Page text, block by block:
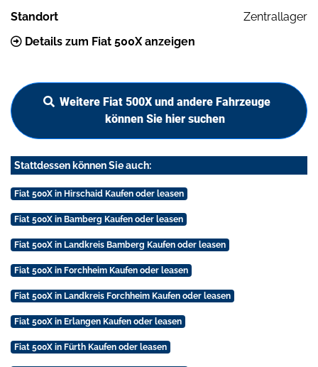
Standort
Zentrallager
Details zum Fiat 500X anzeigen
Weitere Fiat 500X und andere Fahrzeuge
können Sie hier suchen
Stattdessen können Sie auch:
Fiat 500X in Hirschaid Kaufen oder leasen
Fiat 500X in Bamberg Kaufen oder leasen
Fiat 500X in Landkreis Bamberg Kaufen oder leasen
Fiat 500X in Forchheim Kaufen oder leasen
Fiat 500X in Landkreis Forchheim Kaufen oder leasen
Fiat 500X in Erlangen Kaufen oder leasen
Fiat 500X in Fürth Kaufen oder leasen